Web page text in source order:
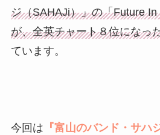
ジ（SAHAJi）」の「Future
が、全英チャート８位になっ
ています。
今回は 『富山のバンド・サハ